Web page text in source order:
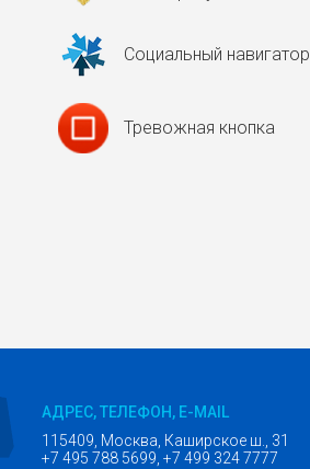
Социальный навигатор
Тревожная кнопка
АДРЕС, ТЕЛЕФОН, E-MAIL
115409, Москва, Каширское ш., 31
+7 495 788 5699, +7 499 324 7777